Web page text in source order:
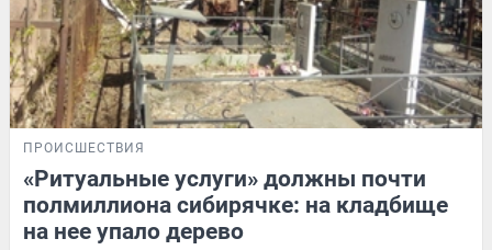
ПРОИСШЕСТВИЯ
«Ритуальные услуги» должны почти
полмиллиона сибирячке: на кладбище
на нее упало дерево